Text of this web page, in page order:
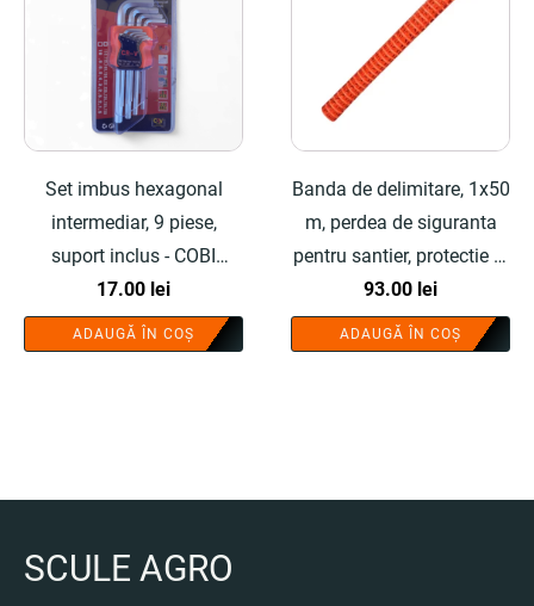
Set imbus hexagonal
intermediar, 9 piese,
suport inclus - COBI
SMART®
17.00 lei
ADAUGĂ ÎN COȘ
Banda de delimitare, 1x50
m, perdea de siguranta
pentru santier, protectie si
delimitare zone de lucru -
COBI SMART®
93.00 lei
ADAUGĂ ÎN COȘ
SCULE AGRO